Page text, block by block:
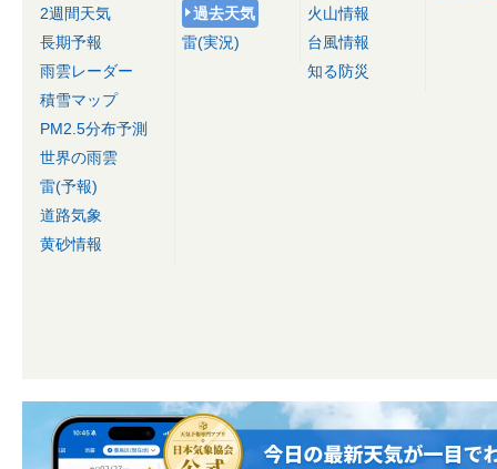
2週間天気
長期予報
雨雲レーダー
積雪マップ
PM2.5分布予測
世界の雨雲
雷(予報)
道路気象
黄砂情報
過去天気
雷(実況)
火山情報
台風情報
知る防災